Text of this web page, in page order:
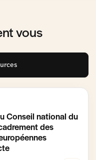
vous
Conseil national du
des